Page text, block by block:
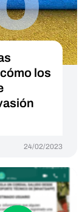
los
24/02/2023